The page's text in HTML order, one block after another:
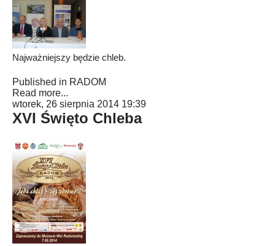
Najważniejszy będzie chleb.
Published in RADOM
Read more...
wtorek, 26 sierpnia 2014 19:39
XVI Święto Chleba